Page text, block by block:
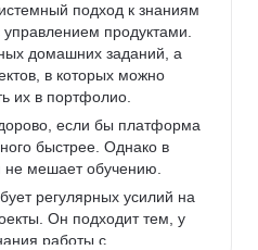
подход к знаниям
управлением продуктами.
домашних заданий, а
в которых можно
их в портфолио.
если бы платформа
быстрее. Однако в
не мешает обучению.
регулярных усилий на
Он подходит тем, у
работы с